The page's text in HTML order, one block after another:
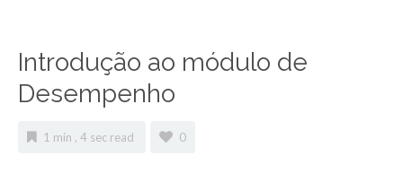
Introdução ao módulo de
Desempenho
1 min , 4 sec read 0